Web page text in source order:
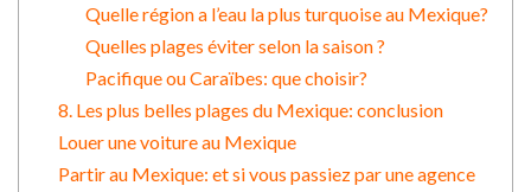
Quelle région a l’eau la plus turquoise au Mexique?
Quelles plages éviter selon la saison ?
Pacifique ou Caraïbes: que choisir?
8. Les plus belles plages du Mexique: conclusion
Louer une voiture au Mexique
Partir au Mexique: et si vous passiez par une agence